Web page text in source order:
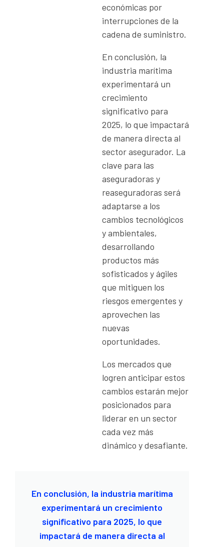
económicas por
interrupciones de la
cadena de suministro.
En conclusión, la
industria marítima
experimentará un
crecimiento
significativo para
2025, lo que impactará
de manera directa al
sector asegurador. La
clave para las
aseguradoras y
reaseguradoras será
adaptarse a los
cambios tecnológicos
y ambientales,
desarrollando
productos más
sofisticados y ágiles
que mitiguen los
riesgos emergentes y
aprovechen las
nuevas
oportunidades.
Los mercados que
logren anticipar estos
cambios estarán mejor
posicionados para
liderar en un sector
cada vez más
dinámico y desafiante.
En conclusión, la industria marítima
experimentará un crecimiento
significativo para 2025, lo que
impactará de manera directa al